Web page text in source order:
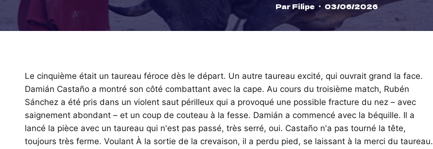
Par Filipe 03/06/2026
Le cinquième était un taureau féroce dès le départ. Un autre taureau excité, qui ouvrait grand la face.
Damián Castaño a montré son côté combattant avec la cape. Au cours du troisième match, Rubén
Sánchez a été pris dans un violent saut périlleux qui a provoqué une possible fracture du nez – avec
saignement abondant – et un coup de couteau à la fesse. Damián a commencé avec la béquille. Il a
lancé la pièce avec un taureau qui n'est pas passé, très serré, oui. Castaño n'a pas tourné la tête,
toujours très ferme. Voulant À la sortie de la crevaison, il a perdu pied, se laissant à la merci du taureau.